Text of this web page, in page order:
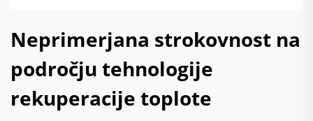
Neprimerjana strokovnost na
področju tehnologije
rekuperacije toplote